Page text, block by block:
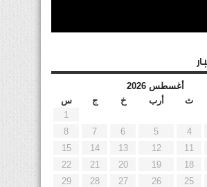
أغسطس 2026
ث أرب خ ج
س
1
4
5
6
7
8
11
12
13
14
15
18
19
20
21
22
25
26
27
28
29